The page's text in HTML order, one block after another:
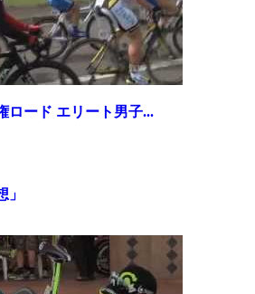
ロード エリート男子...
」